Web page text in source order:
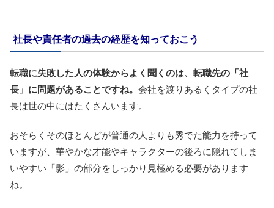
社長や責任者の過去の経歴を知っておこう
転職に失敗した人の体験からよく聞くのは、転職先の「社
長」に問題があることですね。 会社を渡りあるくタイプの社
長は世の中にはたくさんいます。
おそらくそのほとんどが普通の人よりも秀でた能力を持って
いますが、華やかな才能やキャラクターの後ろに隠れてしま
いやすい「影」の部分をしっかり見極める必要があります
ね。